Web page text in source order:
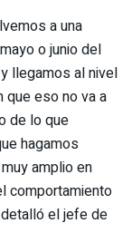
a una
o junio del
llegamos al nivel
eso no va a
de lo que
hagamos
amplio en
comportamiento
el jefe de